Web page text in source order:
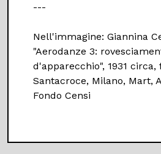
---
Nell'immagine: Giannina
"Aerodanze 3:
d'apparecchio", 1931 circa,
Santacroce, Milano, Mart,
Fondo Censi